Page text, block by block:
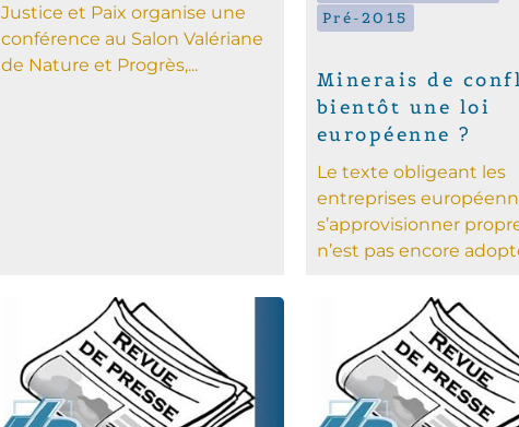
Justice et Paix organise une
conférence au Salon Valériane
de Nature et Progrès,...
Pré-2015
Minerais de
bientôt une loi
européenne ?
Le texte obligeant les
entreprises
s’approvisionner
n’est pas encore